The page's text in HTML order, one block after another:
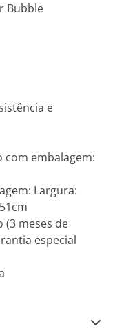
Bubble
e
com embalagem:
Largura:
(3 meses de
especial